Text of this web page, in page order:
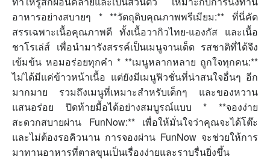
อาหารอย่างสบายๆ * **วัตถุดิบคุณภาพพรีเมียม:** ที่นี่คัด
สรรเฉพาะเนื้อคุณภาพดี ทั้งเนื้อวากิวไทย-แองกัส และเนื้อ
ชาโรเล่ส์ เพื่อนำมารังสรรค์เป็นเมนูจานเด็ด รสชาติที่ได้จึง
เข้มข้น หอมอร่อยทุกคำ * **เมนูหลากหลาย ถูกใจทุกคน:**
ไม่ได้มีแค่ข้าวหน้าเนื้อ แต่ยังมีเมนูฟิวชั่นที่น่าสนใจอื่นๆ อีก
มากมาย รวมถึงเมนูที่เหมาะสำหรับเด็กๆ และของหวาน
แสนอร่อย ปิดท้ายมื้อได้อย่างสมบูรณ์แบบ * **จองง่าย
สะดวกสบายผ่าน FunNow:** เพื่อให้มั่นใจว่าคุณจะได้โต๊ะ
และไม่ต้องรอคิวนาน การจองผ่าน FunNow จะช่วยให้การ
มาทานอาหารที่ตาลขุนเป็นเรื่องง่ายและราบรื่นยิ่งขึ้น